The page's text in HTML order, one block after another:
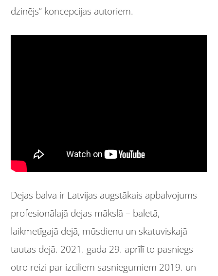
dzinējs” koncepcijas autoriem.
Dejas balva ir Latvijas augstākais apbalvojums
profesionālajā dejas mākslā – baletā,
laikmetīgajā dejā, mūsdienu un skatuviskajā
tautas dejā. 2021. gada 29. aprīlī to pasniegs
otro reizi par izciliem sasniegumiem 2019. un